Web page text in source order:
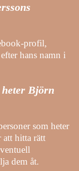
profil,
hans namn i
Björn
som heter
hitta rätt
dem åt.